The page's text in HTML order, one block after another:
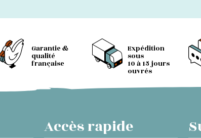
Garantie &
qualité
française
Expédition
sous
10 à 15 jours
ouvrés
Accès rapide